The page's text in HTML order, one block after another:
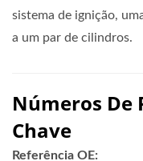
sistema de ignição,
a um par de cilindros.
Números De
Chave
Referência OE: